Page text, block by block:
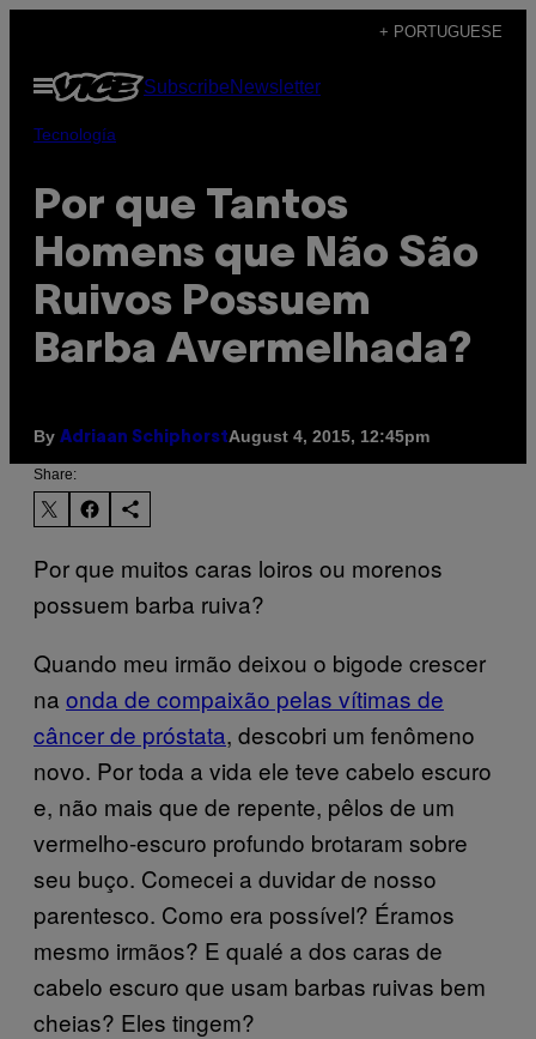
content
+ PORTUGUESE
Open
Menu
SubscribeNewsletter
Tecnología
​Por que Tantos
Homens que Não São
Ruivos Possuem
Barba Avermelhada?
By Adriaan SchiphorstAugust 4, 2015, 12:45pm
Share:
Por que muitos caras loiros ou morenos
possuem barba ruiva?
Quando meu irmão deixou o bigode crescer
na onda de compaixão pelas vítimas de
câncer de próstata, descobri um fenômeno
novo. Por toda a vida ele teve cabelo escuro
e, não mais que de repente, pêlos de um
vermelho-escuro profundo brotaram sobre
seu buço. Comecei a duvidar de nosso
parentesco. Como era possível? Éramos
mesmo irmãos? E qualé a dos caras de
cabelo escuro que usam barbas ruivas bem
cheias? Eles tingem?